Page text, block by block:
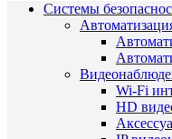
Системы
Wi-Fi
HD